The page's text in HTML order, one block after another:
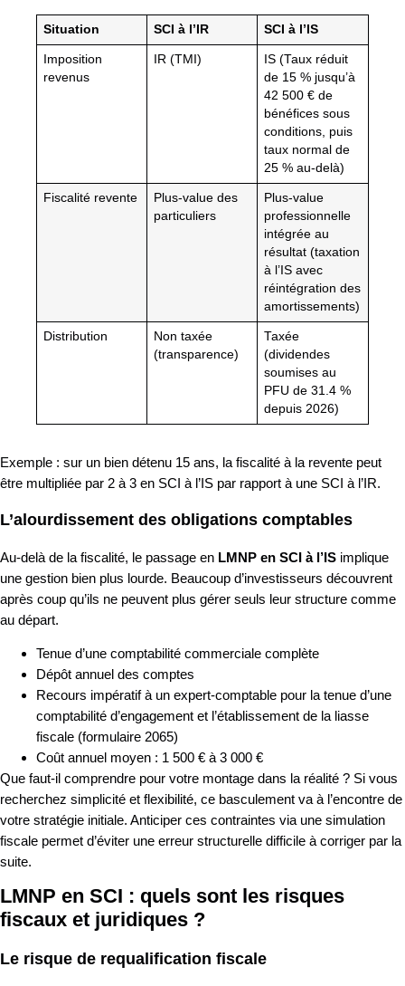
Situation SCI à l’IR SCI à l’IS
Imposition
revenus
IR (TMI)
IS (Taux réduit
de 15 % jusqu’à
42 500 € de
bénéfices sous
conditions, puis
taux normal de
25 % au-delà)
Fiscalité revente
Plus-value des
particuliers
Plus-value
professionnelle
intégrée au
résultat (taxation
à l’IS avec
réintégration des
amortissements)
Distribution
Non taxée
(transparence)
Taxée
(dividendes
soumises au
PFU de 31.4 %
depuis 2026)
Exemple : sur un bien détenu 15 ans, la fiscalité à la revente peut
être multipliée par 2 à 3 en SCI à l’IS par rapport à une SCI à l’IR.
L’alourdissement des obligations comptables
Au-delà de la fiscalité, le passage en LMNP en SCI à l’IS implique
une gestion bien plus lourde. Beaucoup d’investisseurs découvrent
après coup qu’ils ne peuvent plus gérer seuls leur structure comme
au départ.
Tenue d’une comptabilité commerciale complète
Dépôt annuel des comptes
Recours impératif à un expert-comptable pour la tenue d’une
comptabilité d’engagement et l’établissement de la liasse
fiscale (formulaire 2065)
Coût annuel moyen : 1 500 € à 3 000 €
Que faut-il comprendre pour votre montage dans la réalité ? Si vous
recherchez simplicité et flexibilité, ce basculement va à l’encontre de
votre stratégie initiale. Anticiper ces contraintes via une simulation
fiscale permet d’éviter une erreur structurelle difficile à corriger par la
suite.
LMNP en SCI : quels sont les risques
fiscaux et juridiques ?
Le risque de requalification fiscale